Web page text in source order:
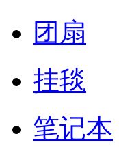
团扇
挂毯
笔记本